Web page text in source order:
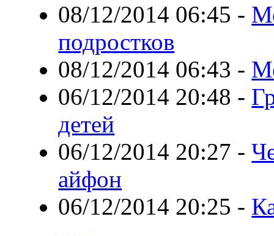
08/12/2014 06:45 -
подростков
08/12/2014 06:43 -
06/12/2014 20:48 -
детей
06/12/2014 20:27 -
айфон
06/12/2014 20:25 -